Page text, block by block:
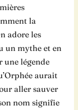
la
adore les
un mythe et en
une légende
aurait
aller sauver
nom signifie